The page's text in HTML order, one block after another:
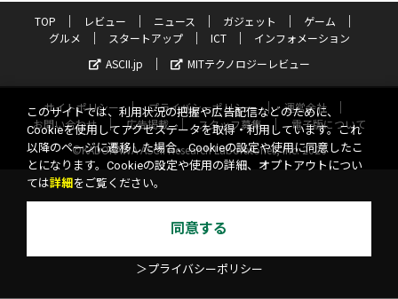
TOP レビュー ニュース ガジェット
ゲーム
グルメ
スタートアップ ICT
インフォメーション
ASCII.jp
MITテクノロジーレビュー
サイトポリシー プライバシーポリシー
運営会社
お問い合わせ
広告掲載 スタッフ募集
電子版について
©KADOKAWA ASCII Research Laboratories, Inc. 2026
このサイトでは、利用状況の把握や広告配信などのために、
Cookieを使用してアクセスデータを取得・利用しています。これ
以降のページに遷移した場合、Cookieの設定や使用に同意したこ
とになります。Cookieの設定や使用の詳細、オプトアウトについ
ては詳細 をご覧ください。
同意する
＞プライバシーポリシー